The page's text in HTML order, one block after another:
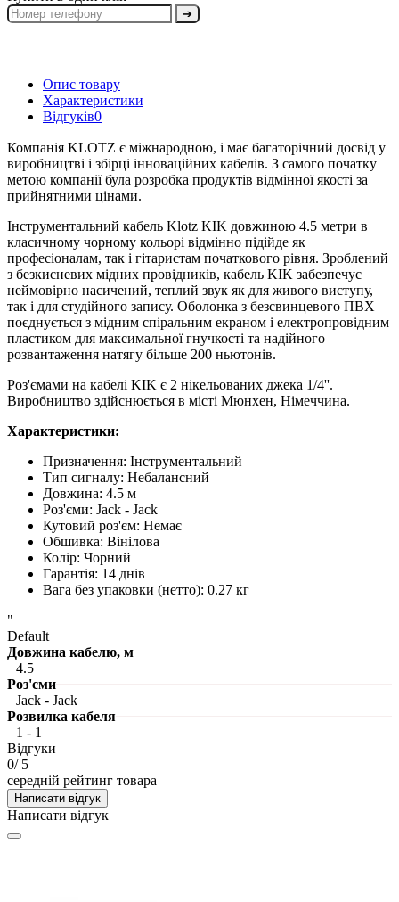
➔
Опис товару
Характеристики
Відгуків0
Компанія KLOTZ є міжнародною, і має багаторічний досвід у
виробництві і збірці інноваційних кабелів. З самого початку
метою компанії була розробка продуктів відмінної якості за
прийнятними цінами.
Інструментальний кабель Klotz KIK довжиною 4.5 метри в
класичному чорному кольорі відмінно підійде як
професіоналам, так і гітаристам початкового рівня. Зроблений
з безкисневих мідних провідників, кабель KIK забезпечує
неймовірно насичений, теплий звук як для живого виступу,
так і для студійного запису. Оболонка з безсвинцевого ПВХ
поєднується з мідним спіральним екраном і електропровідним
пластиком для максимальної гнучкості та надійного
розвантаження натягу більше 200 ньютонів.
Роз'ємами на кабелі KIK є 2 нікельованих джека 1/4''.
Виробництво здійснюється в місті Мюнхен, Німеччина.
Характеристики:
Призначення: Інструментальний
Тип сигналу: Небалансний
Довжина: 4.5 м
Роз'єми: Jack - Jack
Кутовий роз'єм: Немає
Обшивка: Вінілова
Колір: Чорний
Гарантія: 14 днів
Вага без упаковки (нетто): 0.27 кг
"
Default
Довжина кабелю, м
4.5
Роз'єми
Jack - Jack
Розвилка кабеля
1 - 1
Відгуки
0/ 5
середній рейтинг товара
Написати відгук
Написати відгук